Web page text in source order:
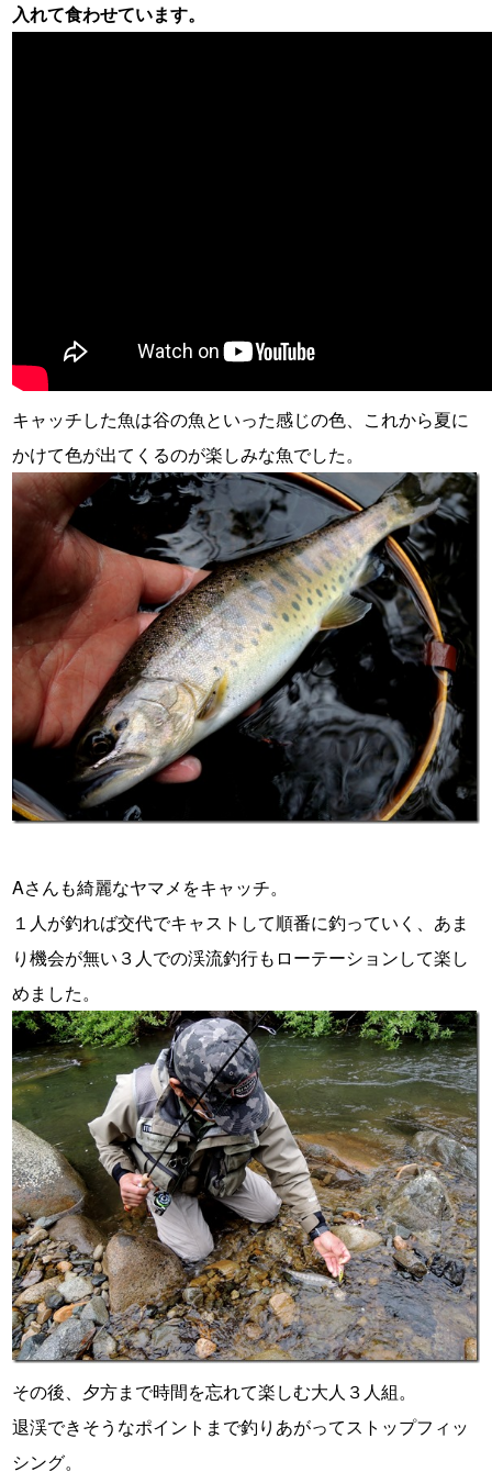
入れて食わせています。
キャッチした魚は谷の魚といった感じの色、これから夏に
かけて色が出てくるのが楽しみな魚でした。
Aさんも綺麗なヤマメをキャッチ。
１人が釣れば交代でキャストして順番に釣っていく、あま
り機会が無い３人での渓流釣行もローテーションして楽し
めました。
その後、夕方まで時間を忘れて楽しむ大人３人組。
退渓できそうなポイントまで釣りあがってストップフィッ
シング。